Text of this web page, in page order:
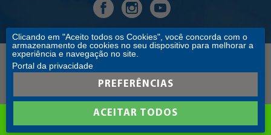
Copyright © 2017 EDITORA SANTUÁRIO. TODOS OS DIREITOS RESERVADOS
C.Ss.R EDITORA SANTUÁRIO - CNPJ: 60.601.283/0016-35 ENDEREÇO: RUA PE. CLARO MONTEIRO,
Clicando em "Aceito todos os Cookies", você concorda com o
armazenamento de cookies no seu dispositivo para melhorar a
experiência e navegação no site.
Portal da privacidade
PREFERÊNCIAS
ACEITAR TODOS